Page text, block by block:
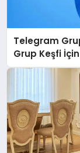
Telegram
Grup Keşfi